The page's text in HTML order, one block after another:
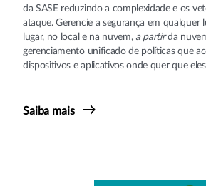
da SASE reduzindo a complexidade e os
ataque. Gerencie a segurança em qualquer
lugar, no local e na nuvem, a partirda
gerenciamento unificado de políticas que
dispositivos e aplicativos onde quer que
Saiba mais